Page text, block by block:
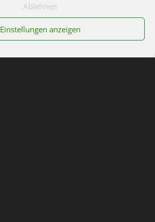
Ablehnen
Einstellungen anzeigen